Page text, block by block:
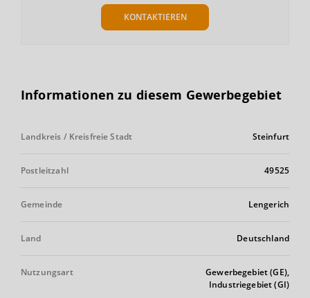
KONTAKTIEREN
Informationen zu diesem Gewerbegebiet
Landkreis / Kreisfreie Stadt Steinfurt
Postleitzahl 49525
Gemeinde Lengerich
Land Deutschland
Nutzungsart
Gewerbegebiet (GE),
Industriegebiet (GI)